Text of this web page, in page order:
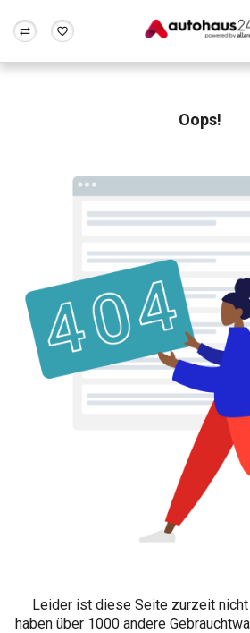
Rund um dieOops!
Leider ist diese Seite zurzeit
haben über 1000 andere